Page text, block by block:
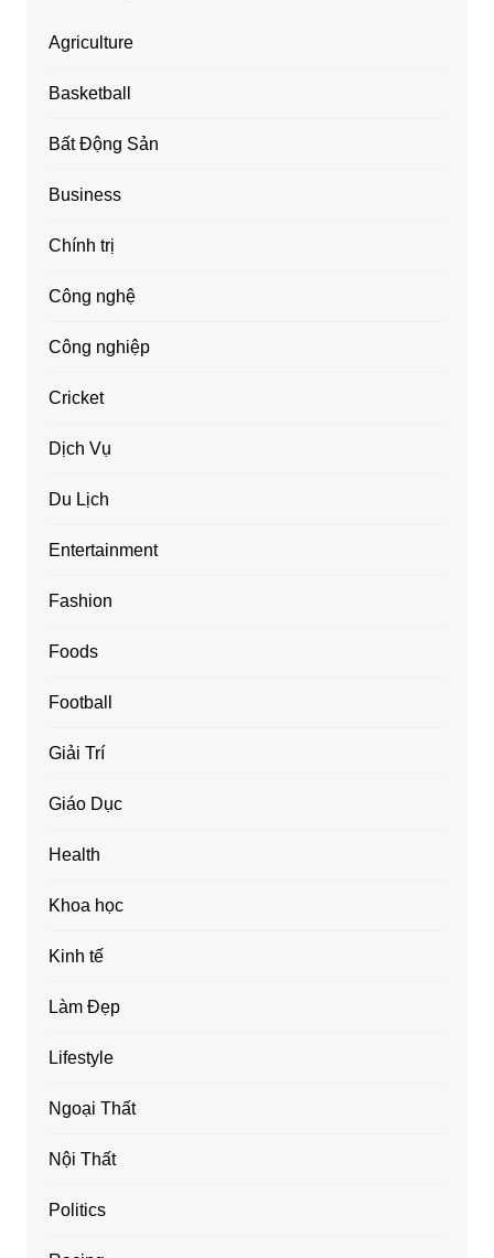
Agriculture
Basketball
Bất Động Sản
Business
Chính trị
Công nghệ
Công nghiệp
Cricket
Dịch Vụ
Du Lịch
Entertainment
Fashion
Foods
Football
Giải Trí
Giáo Dục
Health
Khoa học
Kinh tế
Làm Đẹp
Lifestyle
Ngoại Thất
Nội Thất
Politics